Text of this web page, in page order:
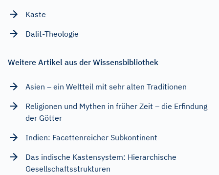
Kaste
Dalit-Theologie
Weitere Artikel aus der Wissensbibliothek
Asien – ein Weltteil mit sehr alten Traditionen
Religionen und Mythen in früher Zeit – die Erfindung
der Götter
Indien: Facettenreicher Subkontinent
Das indische Kastensystem: Hierarchische
Gesellschaftsstrukturen